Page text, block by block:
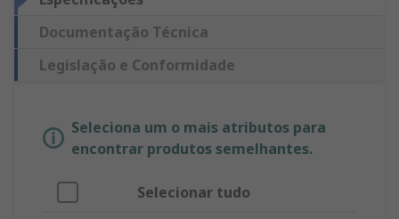
Documentação Técnica
Legislação e Conformidade
Seleciona um o mais atributos para
encontrar produtos semelhantes.
Selecionar tudo